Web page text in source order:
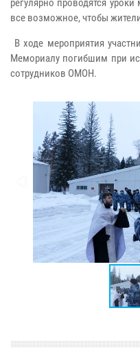
регулярно проводятся
все возможное, чтобы
В ходе мероприятия
Мемориалу погибшим при
сотрудников ОМОН.